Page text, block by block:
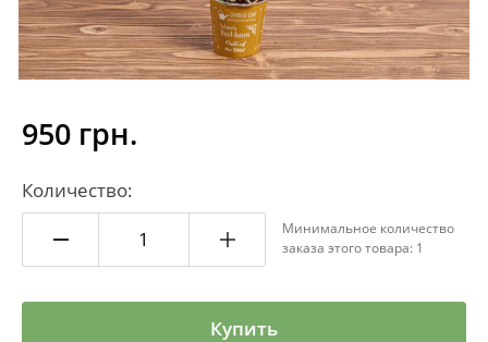
950 грн.
Количество:
Минимальное количество
заказа этого товара: 1
Купить